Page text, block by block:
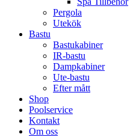
Pergola
Utekök
Bastu
Bastukabiner
IR-bastu
Dampkabiner
Ute-bastu
Efter mått
Shop
Poolservice
Kontakt
Om oss